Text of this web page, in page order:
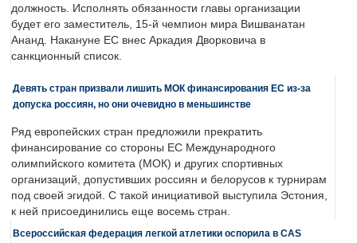
должность. Исполнять обязанности главы организации
будет его заместитель, 15-й чемпион мира Вишванатан
Ананд. Накануне ЕС внес Аркадия Дворковича в
санкционный список.
Девять стран призвали лишить МОК финансирования ЕС из-за
допуска россиян, но они очевидно в меньшинстве
Ряд европейских стран предложили прекратить
финансирование со стороны ЕС Международного
олимпийского комитета (МОК) и других спортивных
организаций, допустивших россиян и белорусов к турнирам
под своей эгидой. С такой инициативой выступила Эстония,
к ней присоединились еще восемь стран.
Всероссийская федерация легкой атлетики оспорила в CAS